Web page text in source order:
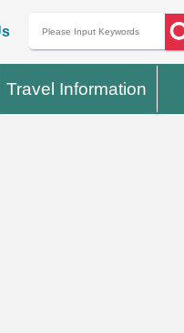
Travel Information